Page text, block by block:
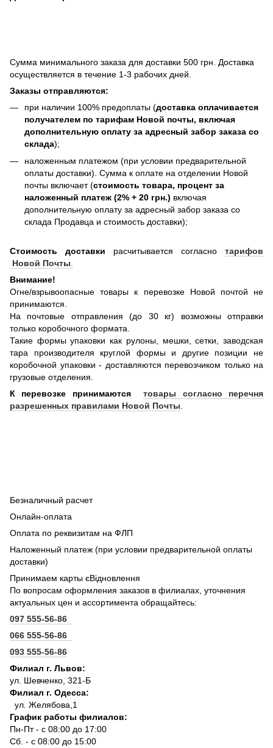
Сумма минимального заказа для доставки 500 грн. Доставка
осуществляется в течение 1-3 рабочих дней.
Заказы отправляются:
при наличии 100% предоплаты (доставка оплачивается
получателем по тарифам Новой почты, включая
дополнительную оплату за адресный забор заказа со
склада);
наложенным платежом (при условии предварительной
оплаты доставки). Сумма к оплате на отделении Новой
почты включает (стоимость товара, процент за
наложенный платеж (2% + 20 грн.) включая
дополнительную оплату за адресный забор заказа со
склада Продавца и стоимость доставки);
Стоимость доставки расчитывается согласно тарифов
Новой Почты.
Внимание!
Огне/взрывоопасные товары к перевозке Новой почтой не
принимаются.
На почтовые отправления (до 30 кг) возможны отправки
только коробочного формата.
Такие формы упаковки как рулоны, мешки, сетки, заводская
тара производителя круглой формы и другие позиции не
коробочной упаковки - доставляются перевозчиком только на
грузовые отделения.
К перевозке принимаютсятовары согласно перечня
разрешенных правилами Новой Почты.
Безналичный расчет
Онлайн-оплата
Оплата по реквизитам на ФЛП
Наложенный платеж (при условии предварительной оплаты
доставки)
Принимаем карты єВідновлення
По вопросам оформления заказов в филиалах, уточнения
актуальных цен и ассортимента обращайтесь:
097 555-56-86
066 555-56-86
093 555-56-86
Филиал г. Львов:
ул. Шевченко, 321-Б
Филиал г. Одесса:
ул. Желябова,1
График работы филиалов:
Пн-Пт - с 08:00 до 17:00
Сб. - с 08:00 до 15:00